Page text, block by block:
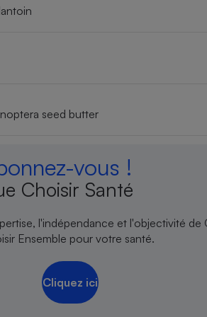
seed butter
vous !
Choisir Santé
l'indépendance et l'objectivité de
Ensemble pour votre santé.
Cliquez ici